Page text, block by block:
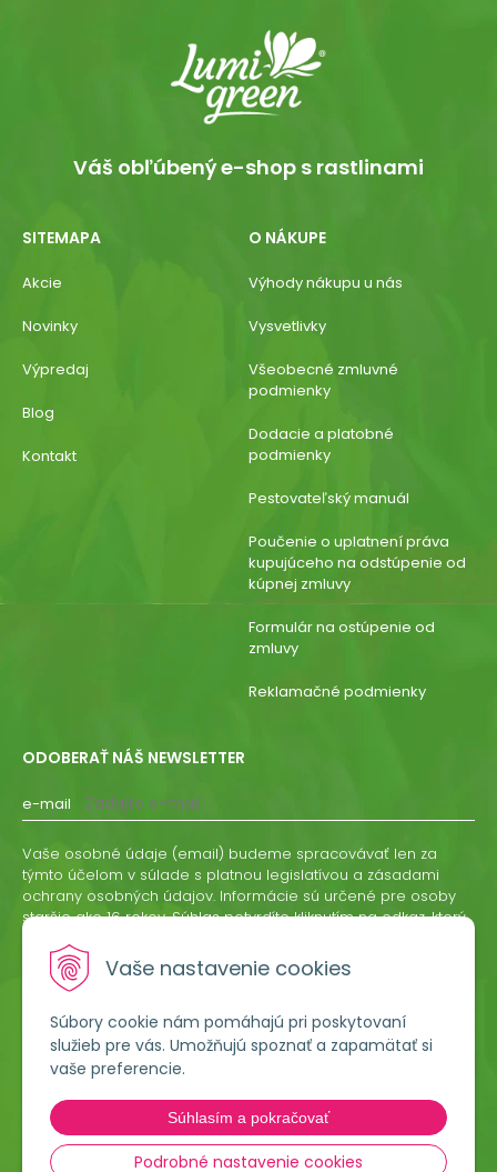
Vaše nastavenie cookies
Súbory cookie nám pomáhajú pri poskytovaní
služieb pre vás. Umožňujú spoznať a zapamätať si
vaše preferencie.
Súhlasím a pokračovať
Podrobné nastavenie cookies
Lumigreen, s.r.o.
Hradská 535
966 54 Tekovské Nemce
Váš obľúbený e-shop s rastlinami
SITEMAPA
Akcie
Novinky
Výpredaj
Blog
Kontakt
O NÁKUPE
Výhody nákupu u nás
Vysvetlivky
Všeobecné zmluvné
podmienky
Dodacie a platobné
podmienky
Pestovateľský manuál
Poučenie o uplatnení práva
kupujúceho na odstúpenie od
kúpnej zmluvy
Formulár na ostúpenie od
zmluvy
Reklamačné podmienky
ODOBERAŤ NÁŠ NEWSLETTER
e-mail
ODOBERAŤ
Vaše osobné údaje (email) budeme spracovávať len za
týmto účelom v súlade s platnou legislatívou a zásadami
ochrany osobných údajov. Informácie sú určené pre osoby
staršie ako 16 rokov. Súhlas potvrdíte kliknutím na odkaz, ktorý
odvolať písomne, emailom alebo kliknutím na odkaz z
ktoréhokoľvek informačného emailu.